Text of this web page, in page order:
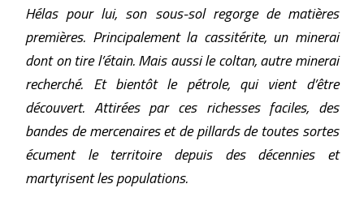
Hélas pour lui, son sous-sol regorge de matières
premières. Principalement la cassitérite, un minerai
dont on tire l’étain. Mais aussi le coltan, autre minerai
recherché. Et bientôt le pétrole, qui vient d’être
découvert. Attirées par ces richesses faciles, des
bandes de mercenaires et de pillards de toutes sortes
écument le territoire depuis des décennies et
martyrisent les populations.